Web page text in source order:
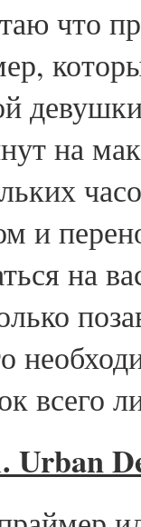
что
на
и
на
всего
Urban